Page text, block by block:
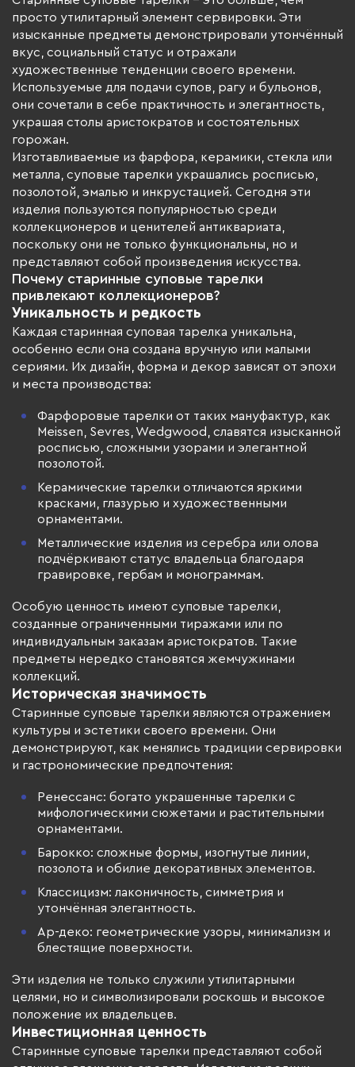
просто утилитарный элемент сервировки. Эти
изысканные предметы демонстрировали утончённый
вкус, социальный статус и отражали
художественные тенденции своего времени.
Используемые для подачи супов, рагу и бульонов,
они сочетали в себе практичность и элегантность,
украшая столы аристократов и состоятельных
горожан.
Изготавливаемые из фарфора, керамики, стекла или
металла, суповые тарелки украшались росписью,
позолотой, эмалью и инкрустацией. Сегодня эти
изделия пользуются популярностью среди
коллекционеров и ценителей антиквариата,
поскольку они не только функциональны, но и
представляют собой произведения искусства.
Почему старинные суповые тарелки
привлекают коллекционеров?
Уникальность и редкость
Каждая старинная суповая тарелка уникальна,
особенно если она создана вручную или малыми
сериями. Их дизайн, форма и декор зависят от эпохи
и места производства:
Фарфоровые тарелки от таких мануфактур, как
Meissen, Sevres, Wedgwood, славятся изысканной
росписью, сложными узорами и элегантной
позолотой.
Керамические тарелки отличаются яркими
красками, глазурью и художественными
орнаментами.
Металлические изделия из серебра или олова
подчёркивают статус владельца благодаря
гравировке, гербам и монограммам.
Особую ценность имеют суповые тарелки,
созданные ограниченными тиражами или по
индивидуальным заказам аристократов. Такие
предметы нередко становятся жемчужинами
коллекций.
Историческая значимость
Старинные суповые тарелки являются отражением
культуры и эстетики своего времени. Они
демонстрируют, как менялись традиции сервировки
и гастрономические предпочтения:
Ренессанс: богато украшенные тарелки с
мифологическими сюжетами и растительными
орнаментами.
Барокко: сложные формы, изогнутые линии,
позолота и обилие декоративных элементов.
Классицизм: лаконичность, симметрия и
утончённая элегантность.
Ар-деко: геометрические узоры, минимализм и
блестящие поверхности.
Эти изделия не только служили утилитарными
целями, но и символизировали роскошь и высокое
положение их владельцев.
Инвестиционная ценность
Старинные суповые тарелки представляют собой